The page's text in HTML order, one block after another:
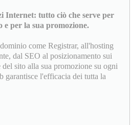
tutto ciò che serve per
e per la sua promozione.
come Registrar, all'hosting
dal SEO al posizionamento sui
sito alla sua promozione su ogni
garantisce l'efficacia dei tutta la